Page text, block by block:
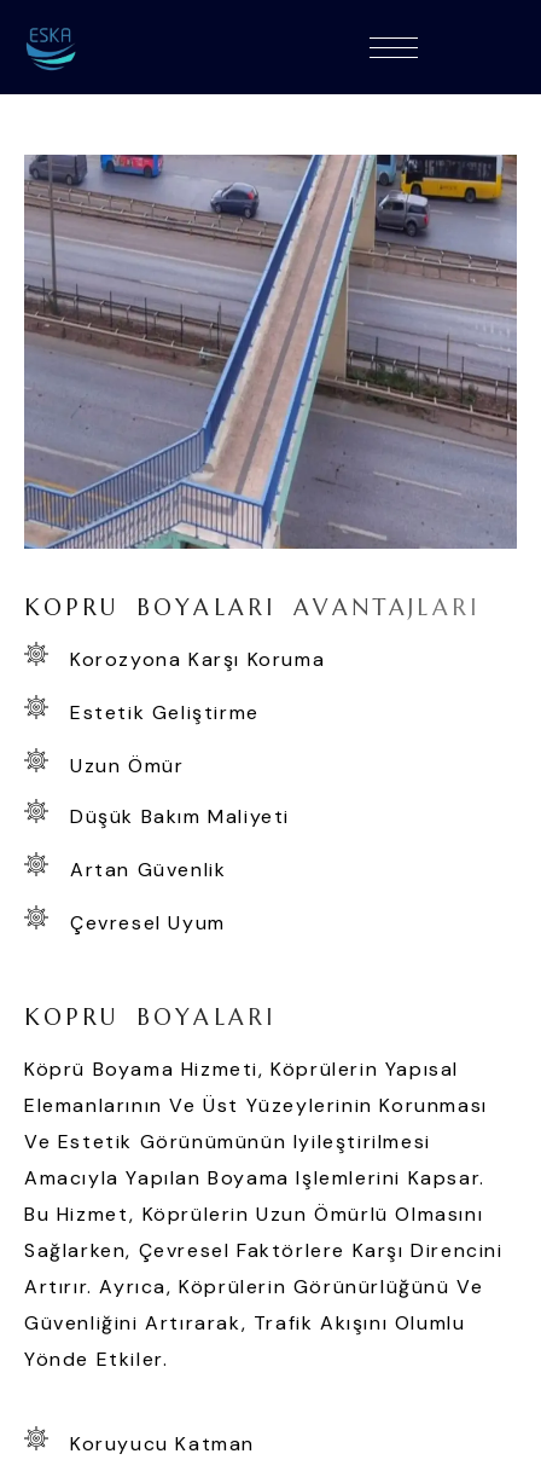
KO P RU B OYA LARI AVANTAJ LA R I
Korozyona Karşı Koruma
Estetik Geliştirme
Uzun Ömür
Düşük Bakım Maliyeti
Artan Güvenlik
Çevresel Uyum
KO P RU B OYA LARI
Köprü Boyama Hizmeti, Köprülerin Yapısal
Elemanlarının Ve Üst Yüzeylerinin Korunması
Ve Estetik Görünümünün Iyileştirilmesi
Amacıyla Yapılan Boyama Işlemlerini Kapsar.
Bu Hizmet, Köprülerin Uzun Ömürlü Olmasını
Sağlarken, Çevresel Faktörlere Karşı Direncini
Artırır. Ayrıca, Köprülerin Görünürlüğünü Ve
Güvenliğini Artırarak, Trafik Akışını Olumlu
Yönde Etkiler.
Koruyucu Katman